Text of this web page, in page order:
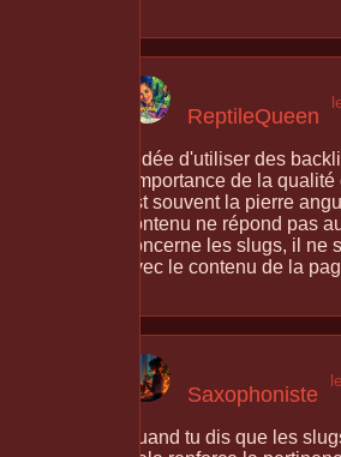
ReptileQueen
L'idée d'utiliser des
l'importance de la
est souvent la pierre
contenu ne répond pas
concerne les slugs, il
avec le contenu de la
Saxophoniste
Quand tu dis que les